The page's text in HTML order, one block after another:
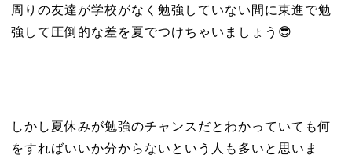
周りの友達が学校がなく勉強していない間に東進で勉
強して圧倒的な差を夏でつけちゃいましょう😎
しかし夏休みが勉強のチャンスだとわかっていても何
をすればいいか分からないという人も多いと思いま